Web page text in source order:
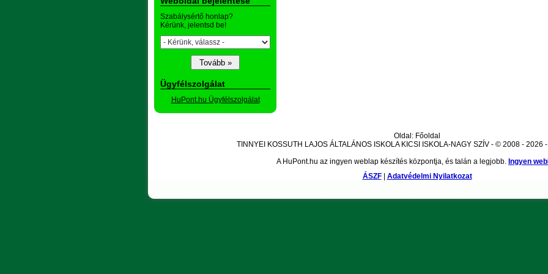
Szabálysértő honlap?
Kérünk, jelentsd be!
Ügyfélszolgálat
HuPont.hu Ügyfélszolgálat
Oldal: Főoldal
TINNYEI KOSSUTH LAJOS ÁLTALÁNOS ISKOLA KICSI ISKOLA-NAGY SZÍV - © 2008 - 2026
A HuPont.hu az ingyen weblap készítés központja, és talán a legjobb. Ingyen
ÁSZF| Adatvédelmi Nyilatkozat